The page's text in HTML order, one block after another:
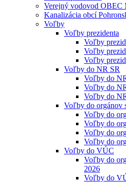
Verejný vodovod
Kanalizácia obcí
Voľby
Voľby prezidenta
Voľby
Voľby
Voľby
Voľby do NR SR
Voľby do
Voľby do
Voľby do
Voľby do orgánov
Voľby do
Voľby do
Voľby do
Voľby do
Voľby do VÚC
Voľby do
2026
Voľby do